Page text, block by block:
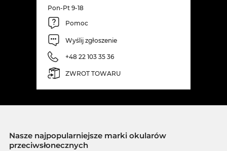
Pon-Pt 9-18
Pomoc
Wyślij zgłoszenie
+48 22 103 35 36
ZWROT TOWARU
Nasze najpopularniejsze marki okularów
przeciwsłonecznych